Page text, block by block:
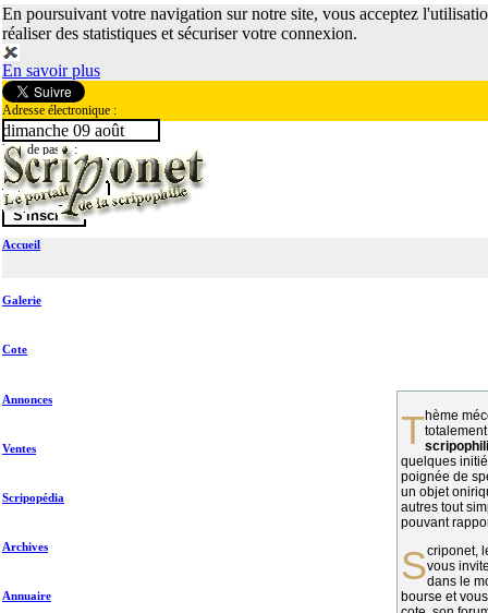
En poursuivant votre navigation sur notre site, vous acceptez
réaliser des statistiques et sécuriser votre connexion.
En savoir plus
Adresse électronique :
Mot de passe :
dimanche 09 août
Accueil
Galerie
Cote
Annonces
Ventes
Scripopédia
Archives
Annuaire
Thème méconnu des collectionneurs et
quelques
poignée de
un objet
autres tout
pouvant
vous
dans le
bourse et